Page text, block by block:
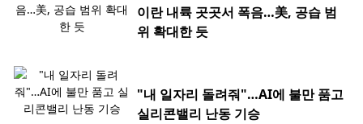
이란 내륙 곳곳서 폭음…美, 공습 범
위 확대한 듯
"내 일자리 돌려줘"…AI에 불만 품고
실리콘밸리 난동 기승